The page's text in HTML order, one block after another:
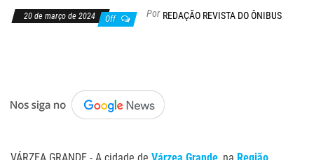
20 de março de 2024 Off Por REDAÇÃO REVISTA DO ÔNIBUS